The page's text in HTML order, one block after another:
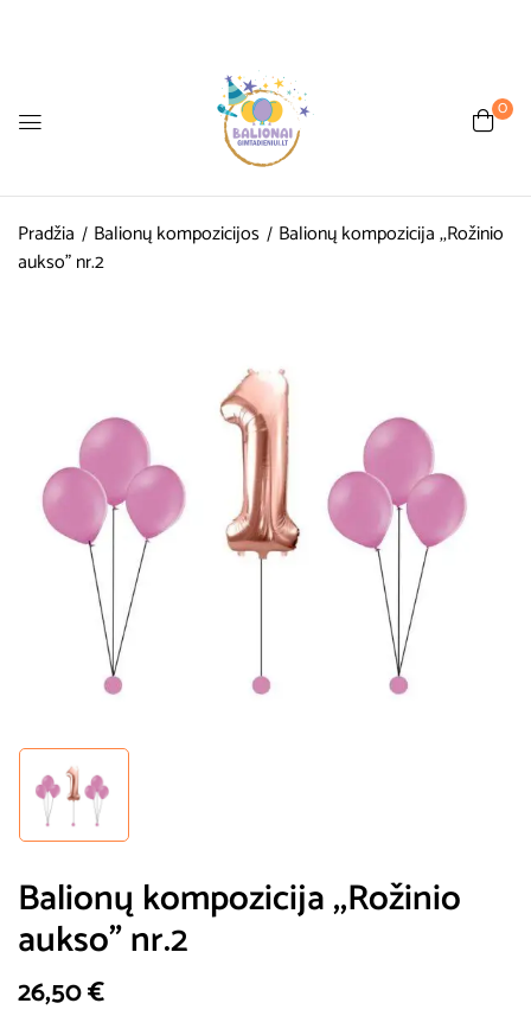
0
Pradžia Balionų kompozicijos
Balionų kompozicija ,,Rožinio
aukso” nr.2
Balionų kompozicija ,,Rožinio
aukso” nr.2
26,50€